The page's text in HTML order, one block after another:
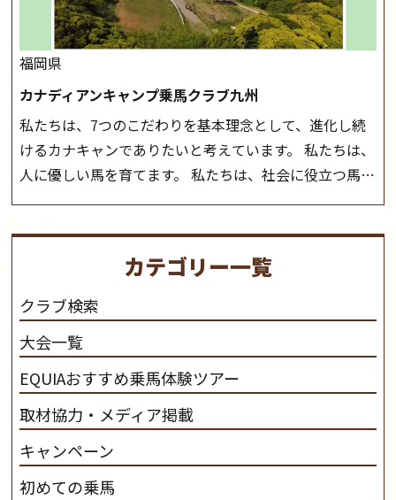
福岡県
カナディアンキャンプ乗馬クラブ九州
私たちは、7つのこだわりを基本理念として、進化し続
けるカナキャンでありたいと考えています。 私たちは、
人に優しい馬を育てます。 私たちは、社会に役立つ馬を
生産します。 私たちは、馬や人々に癒しとなる環境を守
さと魅力を追求します。 私たちは、馬の品種と血統にこ
だわります。 私たちは、乗用馬の質の向上を目指し、生
産･育成･調教を一貫して行います。カナディアンキャ
ンプ乗馬クラブ九州のツアー情報はこちら
カテゴリー一覧
クラブ検索
大会一覧
EQUIAおすすめ乗馬体験ツアー
取材協力・メディア掲載
キャンペーン
初めての乗馬